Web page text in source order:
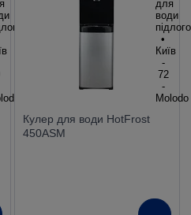
Кулер для води HotFrost
450ASM